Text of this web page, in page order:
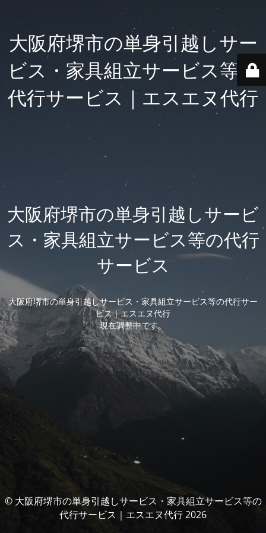
大阪府堺市の単身引越しサー
ビス・家具組立サービス等の
代行サービス｜エスエヌ代行
大阪府堺市の単身引越しサービ
ス・家具組立サービス等の代行
サービス
大阪府堺市の単身引越しサービス・家具組立サービス等の代行サー
ビス｜エスエヌ代行
現在調整中です。
© 大阪府堺市の単身引越しサービス・家具組立サービス等の
代行サービス｜エスエヌ代行 2026